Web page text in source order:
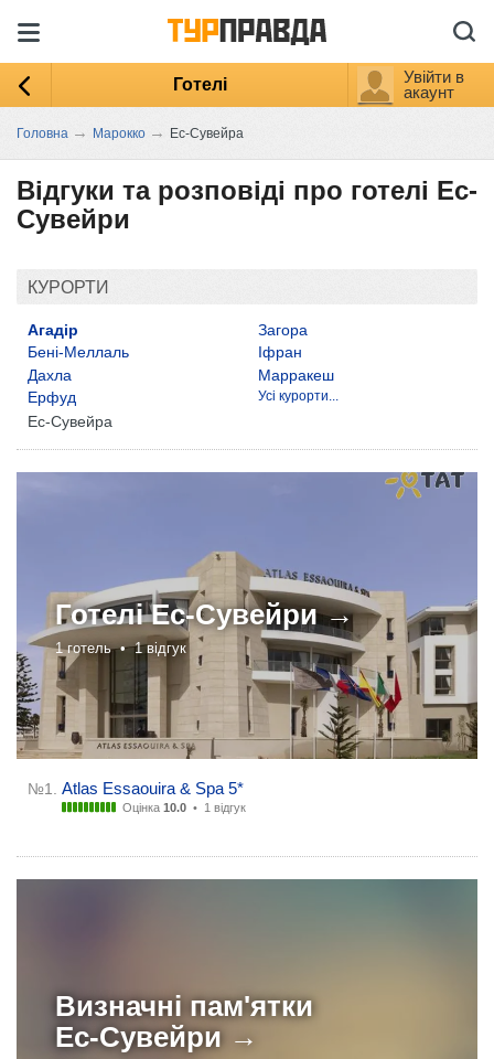
Готелі
Увійти в
акаунт
Головна → Марокко → Ес-Сувейра
Відгуки та розповіді про готелі Ес-
Сувейри
КУРОРТИ
Агадір
Бені-Меллаль
Дахла
Ерфуд
Ес-Сувейра
Загора
Іфран
Марракеш
Усі курорти...
ГотеліЕс-Сувейри →
1 готель •1 відгук
№1. Atlas Essaouira & Spa 5*
Оцінка 10.0 • 1 відгук
Визначні пам'ятки
Ес-Сувейри →